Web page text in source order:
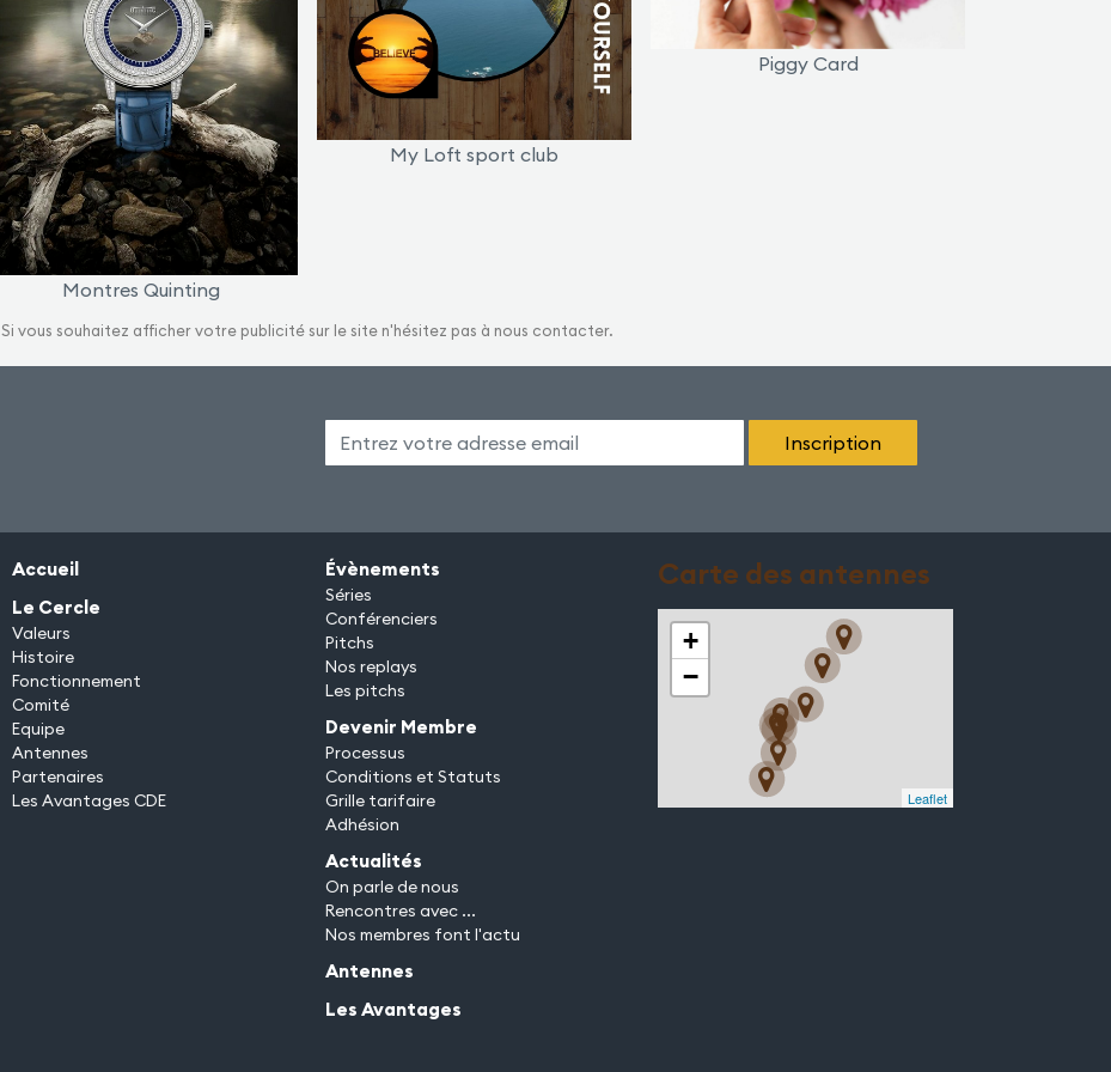
Montres Quinting
My Loft sport club
Piggy Card
Si vous souhaitez afficher votre publicité sur le site n'hésitez pas à nous contacter.
Accueil
Le Cercle
Valeurs
Histoire
Fonctionnement
Comité
Equipe
Antennes
Partenaires
Les Avantages CDE
Évènements
Séries
Conférenciers
Pitchs
Nos replays
Les pitchs
Devenir Membre
Processus
Conditions et Statuts
Grille tarifaire
Adhésion
Actualités
On parle de nous
Rencontres avec ...
Nos membres font l'actu
Antennes
Les Avantages
Carte des antennes
+
−
Leaflet